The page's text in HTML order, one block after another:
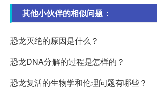
其他小伙伴的相似问题：
恐龙灭绝的原因是什么？
恐龙DNA分解的过程是怎样的？
恐龙复活的生物学和伦理问题有哪些？